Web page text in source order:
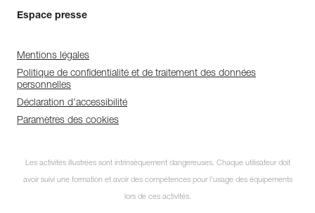
Espace presse
Mentions légales
Politique de confidentialité et de traitement des données
personnelles
Déclaration d'accessibilité
Paramètres des cookies
Les activités illustrées sont intrinsèquement dangereuses. Chaque utilisateur doit
avoir suivi une formation et avoir des compétences pour l’usage des équipements
lors de ces activités.